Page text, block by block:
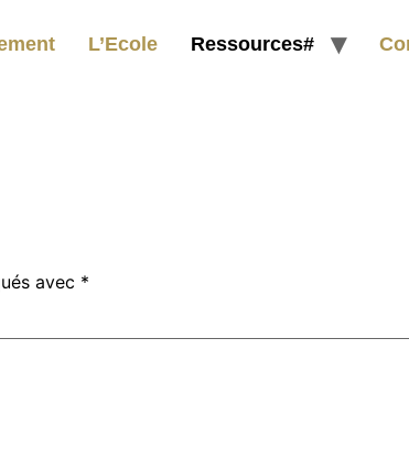
L’Ecole Ressources#
avec *